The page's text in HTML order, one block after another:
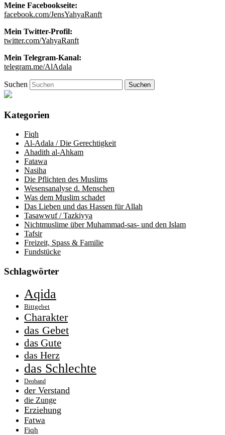
Meine Facebookseite:
facebook.com/JensYahyaRanft
Mein Twitter-Profil:
twitter.com/YahyaRanft
Mein Telegram-Kanal:
telegram.me/AlAdala
Suchen
Kategorien
Fiqh
Al-Adala / Die Gerechtigkeit
Ahadith al-Ahkam
Fatawa
Nasiha
Die Pflichten des Muslims
Wesensanalyse d. Menschen
Was dem Muslim schadet
Das Lieben und das Hassen für Allah
Tasawwuf / Tazkiyya
Nichtmuslime über Muhammad-sas- und den Islam
Tafsir
Freizeit, Spass & Familie
Fundstücke
Schlagwörter
Aqida
Bittgebet
Charakter
das Gebet
das Gute
das Herz
das Schlechte
Deoband
der Verstand
die Zunge
Erziehung
Fatwa
Fiqh